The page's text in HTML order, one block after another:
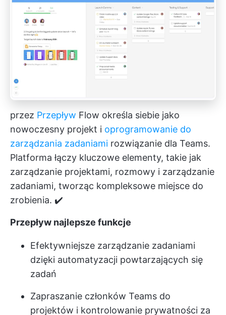
przez Przepływ Flow określa siebie jako
nowoczesny projekt i oprogramowanie do
zarządzania zadaniami rozwiązanie dla Teams.
Platforma łączy kluczowe elementy, takie jak
zarządzanie projektami, rozmowy i zarządzanie
zadaniami, tworząc kompleksowe miejsce do
zrobienia. ✔️
Przepływ najlepsze funkcje
Efektywniejsze zarządzanie zadaniami
dzięki automatyzacji powtarzających się
zadań
Zapraszanie członków Teams do
projektów i kontrolowanie prywatności za